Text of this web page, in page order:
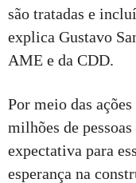
são tratadas e
explica Gustavo
AME e da CDD.
Por meio das ações
milhões de
expectativa para
esperança na